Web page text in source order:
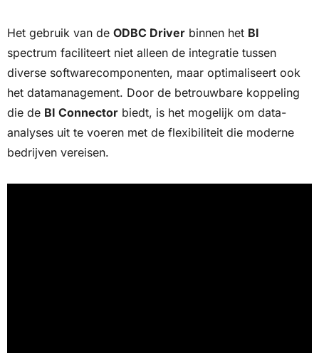
Het gebruik van de ODBC Driver binnen het BI
spectrum faciliteert niet alleen de integratie tussen
diverse softwarecomponenten, maar optimaliseert ook
het datamanagement. Door de betrouwbare koppeling
die de BI Connector biedt, is het mogelijk om data-
analyses uit te voeren met de flexibiliteit die moderne
bedrijven vereisen.